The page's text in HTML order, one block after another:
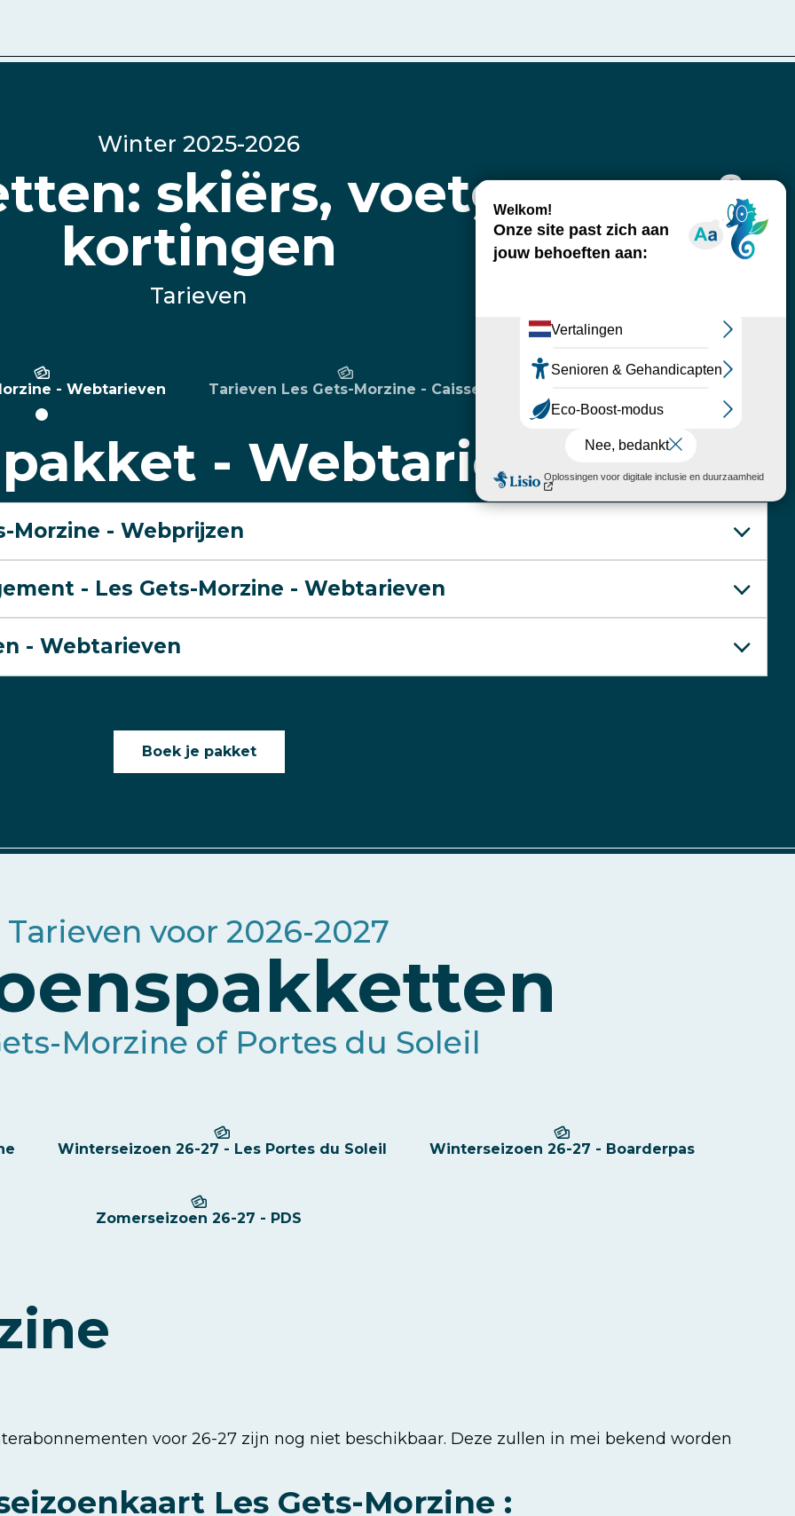
Winter 2025-2026
skiërs, voetgangers &
kortingen
Tarieven
- Webtarieven Tarieven Les Gets-Morzine - Caisse
- Webtarieven
Morzine - Webprijzen
- Les Gets-Morzine - Webtarieven
- Webtarieven
Boek je pakket
Tarieven voor 2026-2027
Morzine of Portes du Soleil
Winterseizoen 26-27 - Les Portes du Soleil Winterseizoen 26-27 - Boarderpas
Zomerseizoen 26-27 - PDS
voor 26-27 zijn nog niet beschikbaar. Deze zullen in mei bekend worden
Les Gets-Morzine :